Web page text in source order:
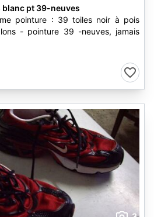
blanc pt 39-neuves
pointure : 39 toiles noir à pois
- pointure 39 -neuves, jamais